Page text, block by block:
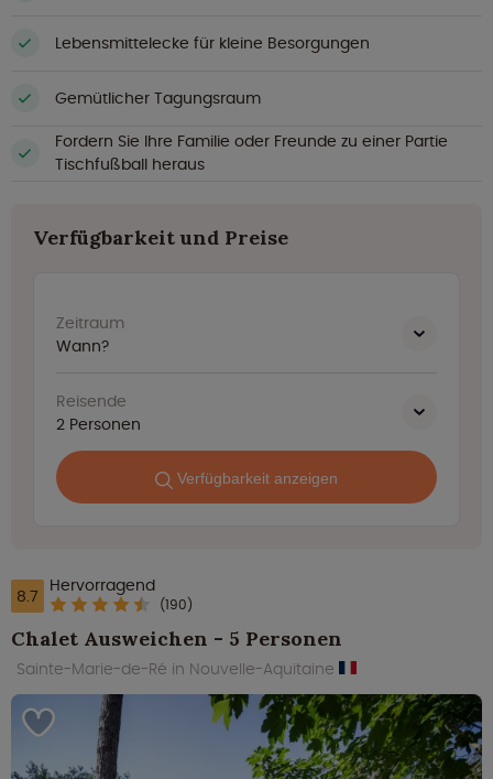
Lebensmittelecke für kleine Besorgungen
Gemütlicher Tagungsraum
Fordern Sie Ihre Familie oder Freunde zu einer Partie
Tischfußball heraus
Verfügbarkeit und Preise
Zeitraum
Wann?
Reisende
2 Personen
Verfügbarkeit anzeigen
8.7 Hervorragend
(190)
Chalet Ausweichen - 5 Personen
Sainte-Marie-de-Ré in Nouvelle-Aquitaine